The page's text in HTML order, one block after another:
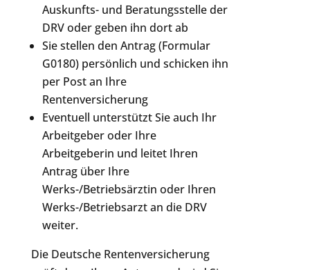
Auskunfts- und Beratungsstelle der
DRV oder geben ihn dort ab
Sie stellen den Antrag (Formular
G0180) persönlich und schicken ihn
per Post an Ihre
Rentenversicherung
Eventuell unterstützt Sie auch Ihr
Arbeitgeber oder Ihre
Arbeitgeberin und leitet Ihren
Antrag über Ihre
Werks-/Betriebsärztin oder Ihren
Werks-/Betriebsarzt an die DRV
weiter.
Die Deutsche Rentenversicherung